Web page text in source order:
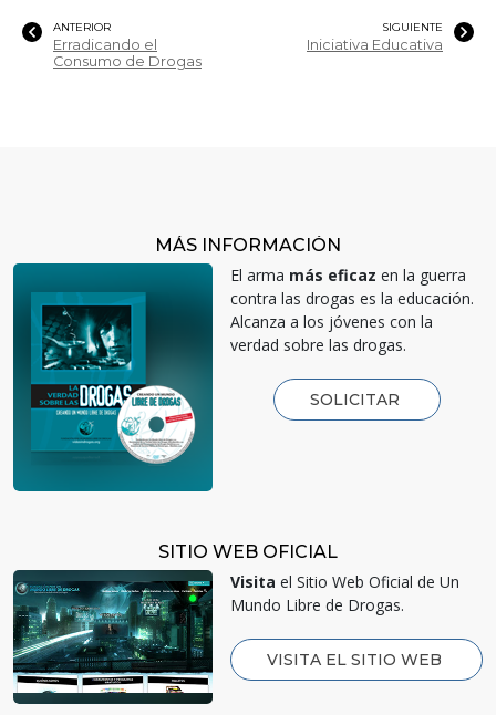
ANTERIOR
Erradicando el
Consumo de Drogas
SIGUIENTE
Iniciativa Educativa
MÁS INFORMACIÓN
El arma más eficaz en la guerra
contra las drogas es la educación.
Alcanza a los jóvenes con la
verdad sobre las drogas.
SOLICITAR
SITIO WEB OFICIAL
Visita el Sitio Web Oficial de Un
Mundo Libre de Drogas.
VISITA EL SITIO WEB